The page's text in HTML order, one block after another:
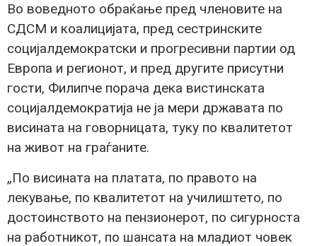
Во воведното обраќање пред членовите на
СДСМ и коалицијата, пред сестринските
социјалдемократски и прогресивни партии од
Европа и регионот, и пред другите присутни
гости, Филипче порача дека вистинската
социјалдемократија не ја мери државата по
висината на говорницата, туку по квалитетот
на живот на граѓаните.
„По висината на платата, по правото на
лекување, по квалитетот на училиштето, по
достоинството на пензионерот, по сигурноста
на работникот, по шансата на младиот човек